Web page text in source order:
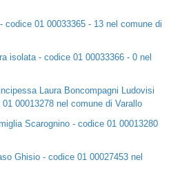
codice 01 00033365 - 13 nel comune di
isolata - codice 01 00033366 - 0 nel
Laura Boncompagni Ludovisi
00013278 nel comune di Varallo
Scarognino - codice 01 00013280
Ghisio - codice 01 00027453 nel